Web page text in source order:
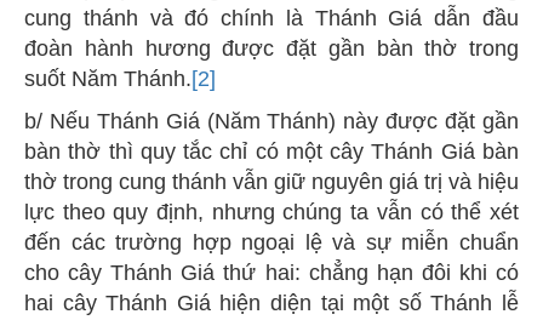
cung thánh và đó chính là Thánh Giá dẫn đầu
đoàn hành hương được đặt gần bàn thờ trong
suốt Năm Thánh.[2]
b/ Nếu Thánh Giá (Năm Thánh) này được đặt gần
bàn thờ thì quy tắc chỉ có một cây Thánh Giá bàn
thờ trong cung thánh vẫn giữ nguyên giá trị và hiệu
lực theo quy định, nhưng chúng ta vẫn có thể xét
đến các trường hợp ngoại lệ và sự miễn chuẩn
cho cây Thánh Giá thứ hai: chẳng hạn đôi khi có
hai cây Thánh Giá hiện diện tại một số Thánh lễ